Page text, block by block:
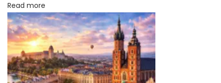
g
a
l
i
š
L
Read more